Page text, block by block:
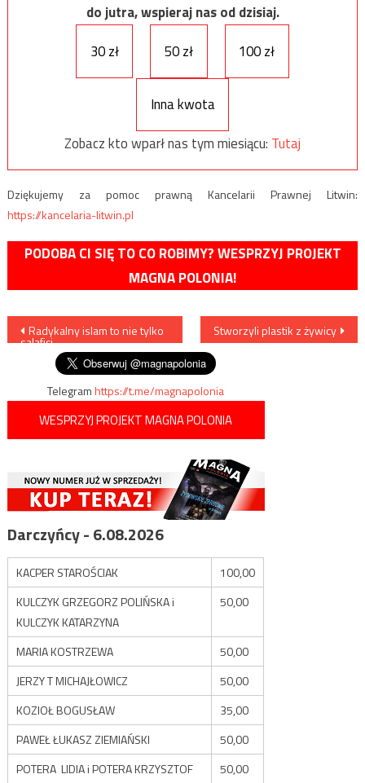
do jutra, wspieraj nas od dzisiaj.
30 zł
50 zł 100 zł
Inna kwota
Zobacz kto wparł nas tym miesiącu: Tutaj
Dziękujemy za pomoc prawną Kancelarii Prawnej Litwin:
https://kancelaria-litwin.pl
PODOBA CI SIĘ TO CO ROBIMY? WESPRZYJ PROJEKT
MAGNA POLONIA!
Nawigacja
wpisu
Radykalny islam to nie tylko
salafici
Stworzyli plastik z żywicy
Telegramhttps://t.me/magnapolonia
WESPRZYJ PROJEKT MAGNA POLONIA
Darczyńcy - 6.08.2026
KACPER STAROŚCIAK
100,00
KULCZYK GRZEGORZ POLIŃSKA i
KULCZYK KATARZYNA
50,00
MARIA KOSTRZEWA
50,00
JERZY T MICHAJŁOWICZ
50,00
KOZIOŁ BOGUSŁAW
35,00
PAWEŁ ŁUKASZ ZIEMIAŃSKI
50,00
POTERA LIDIA i POTERA KRZYSZTOF
50,00